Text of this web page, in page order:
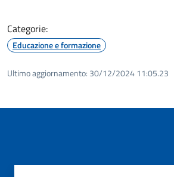
Categorie:
Educazione e formazione
Ultimo aggiornamento: 30/12/2024 11:05.23